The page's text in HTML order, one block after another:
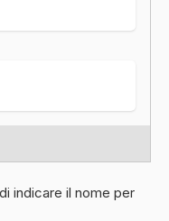
indicare il nome per